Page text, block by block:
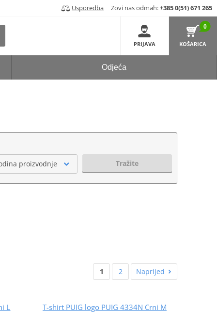
Usporedba Zovi nas odmah:+385 0(51) 671 265
PRIJAVA
0
KOŠARICA
Odjeća
proizvodnje Tražite
1 2 Naprijed
L T-shirt PUIG logo PUIG 4334N Crni M